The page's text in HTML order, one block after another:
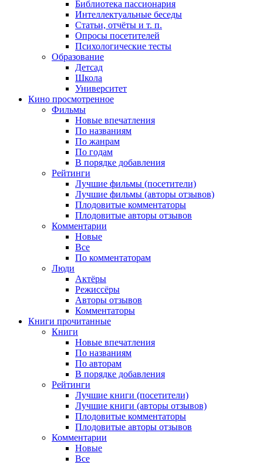
Библиотека пассионария
Интеллектуальные беседы
Статьи, отчёты и т. п.
Опросы посетителей
Психологические тесты
Образование
Детсад
Школа
Университет
Кино просмотренное
Фильмы
Новые впечатления
По названиям
По жанрам
По годам
В порядке добавления
Рейтинги
Лучшие фильмы (посетители)
Лучшие фильмы (авторы отзывов)
Плодовитые комментаторы
Плодовитые авторы отзывов
Комментарии
Новые
Все
По комментаторам
Люди
Актёры
Режиссёры
Авторы отзывов
Комментаторы
Книги прочитанные
Книги
Новые впечатления
По названиям
По авторам
В порядке добавления
Рейтинги
Лучшие книги (посетители)
Лучшие книги (авторы отзывов)
Плодовитые комментаторы
Плодовитые авторы отзывов
Комментарии
Новые
Все